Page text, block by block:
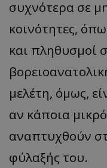
συχνότερα σε
κοινότητες,
και πληθυσμοί
μελέτη, όμως,
αν κάποια
αναπτυχθούν
φύλαξής του.